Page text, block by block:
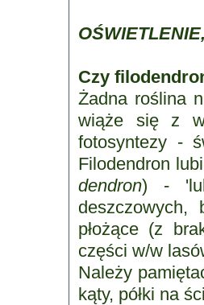
Czy
Żadna roślina
wiąże się z
fotosyntezy -
Filodendron
dendron) -
płożące (z
części w/w
Należy
kąty, półki na